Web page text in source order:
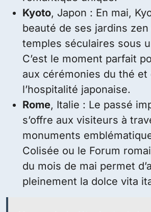
Kyoto, Japon : En mai,
beauté de ses jardins
temples séculaires sous
C’est le moment parfait
aux cérémonies du thé et
l’hospitalité japonaise.
Rome, Italie : Le passé
s’offre aux visiteurs à
monuments
Colisée ou le Forum
du mois de mai permet
pleinement la dolce vita